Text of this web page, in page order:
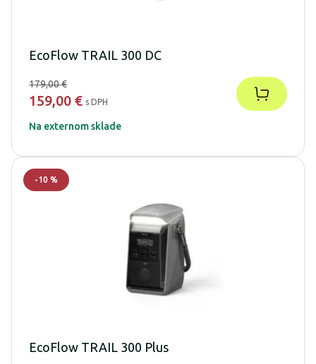
EcoFlow TRAIL 300 DC
179,00 €
159,00 € s DPH
Na externom sklade
-10 %
EcoFlow TRAIL 300 Plus